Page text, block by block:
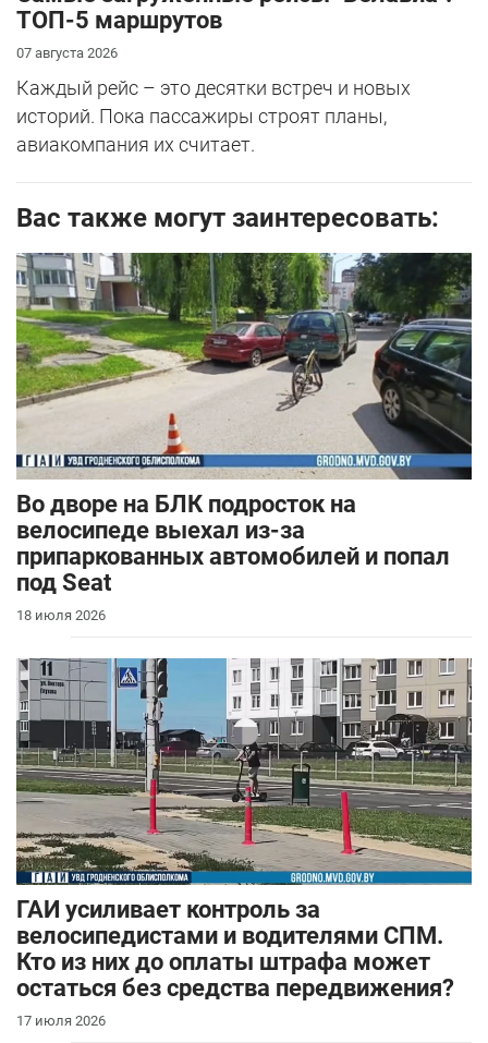
ТОП-5 маршрутов
07 августа 2026
Каждый рейс – это десятки встреч и новых
историй. Пока пассажиры строят планы,
авиакомпания их считает.
Вас также могут заинтересовать:
Во дворе на БЛК подросток на
велосипеде выехал из-за
припаркованных автомобилей и попал
под Seat
18 июля 2026
ГАИ усиливает контроль за
велосипедистами и водителями СПМ.
Кто из них до оплаты штрафа может
остаться без средства передвижения?
17 июля 2026